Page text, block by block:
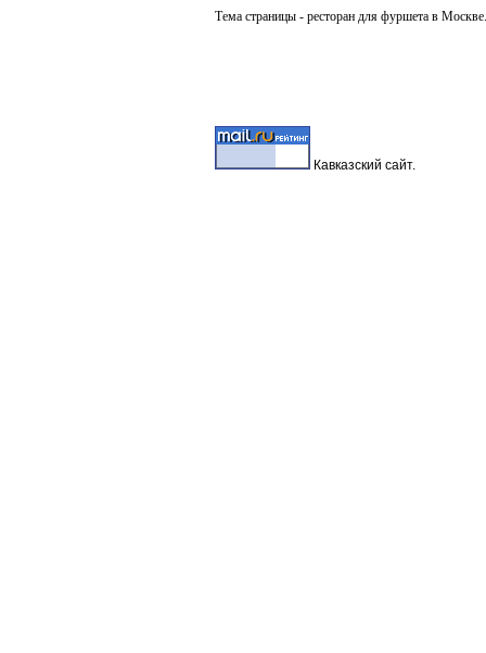
Тема страницы - ресторан для фуршета в Москве.
Кавказский сайт.